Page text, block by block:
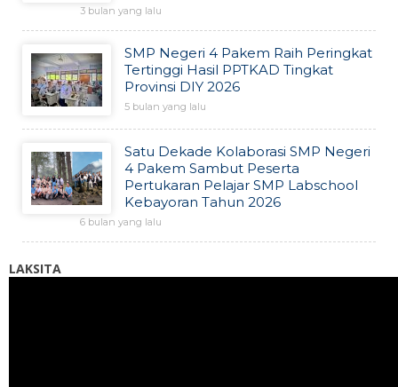
3 bulan yang lalu
SMP Negeri 4 Pakem Raih Peringkat
Tertinggi Hasil PPTKAD Tingkat
Provinsi DIY 2026
5 bulan yang lalu
Satu Dekade Kolaborasi SMP Negeri
4 Pakem Sambut Peserta
Pertukaran Pelajar SMP Labschool
Kebayoran Tahun 2026
6 bulan yang lalu
LAKSITA